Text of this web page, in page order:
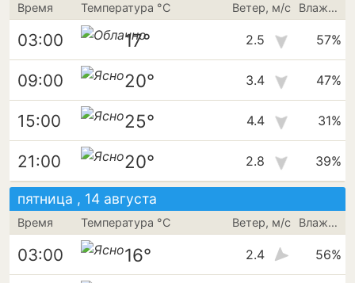
Время Температура °C Ветер, м/с Влажность
03:00 17° 2.5 57%
09:00 20° 3.4 47%
15:00 25° 4.4 31%
21:00 20° 2.8 39%
пятница , 14 августа
Время Температура °C Ветер, м/с Влажность
03:00 16° 2.4 56%